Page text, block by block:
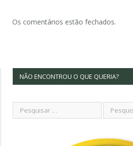
Os comentários estão fechados.
NÃO ENCONTROU O QUE QUERIA?